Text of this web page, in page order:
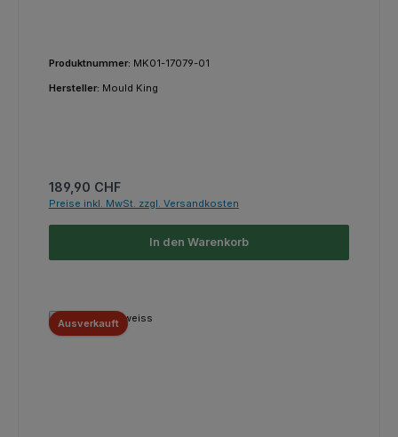
Produktnummer: MK01-17079-01
Hersteller: Mould King
Regulärer Preis:
189,90 CHF
Preise inkl. MwSt. zzgl. Versandkosten
In den Warenkorb
Ausverkauft